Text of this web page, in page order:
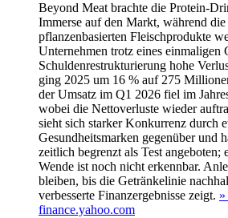
Beyond Meat brachte die Protein-
Immerse auf den Markt, während die
pflanzenbasierten Fleischprodukte
Unternehmen trotz eines einmaligen
Schuldenrestrukturierung hohe
ging 2025 um 16 % auf 275
der Umsatz im Q1 2026 fiel im
wobei die Nettoverluste wieder
sieht sich starker Konkurrenz durch
Gesundheitsmarken gegenüber und
zeitlich begrenzt als Test angeboten;
Wende ist noch nicht erkennbar.
bleiben, bis die Getränkelinie
verbesserte Finanzergebnisse zeigt.
finance.yahoo.com